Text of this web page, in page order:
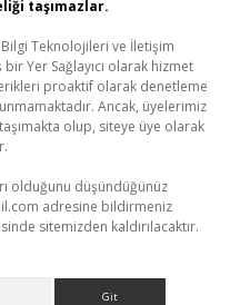
taşımazlar.
Bilgi Teknolojileri ve İletişim
Yer Sağlayıcı olarak hizmet
proaktif olarak denetleme
Ancak, üyelerimiz
olup, siteye üye olarak
olduğunu düşündüğünüz
adresine bildirmeniz
sitemizden kaldırılacaktır.